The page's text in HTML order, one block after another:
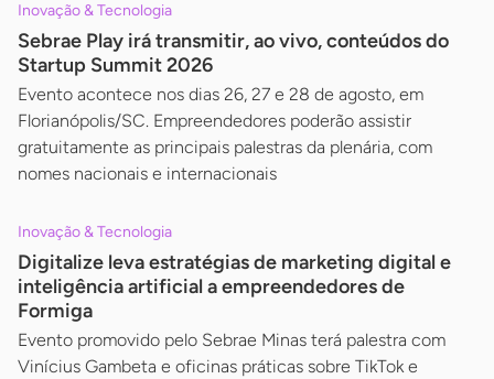
Inovação & Tecnologia
Sebrae Play irá transmitir, ao vivo, conteúdos do
Startup Summit 2026
Evento acontece nos dias 26, 27 e 28 de agosto, em
Florianópolis/SC. Empreendedores poderão assistir
gratuitamente as principais palestras da plenária, com
nomes nacionais e internacionais
Inovação & Tecnologia
Digitalize leva estratégias de marketing digital e
inteligência artificial a empreendedores de
Formiga
Evento promovido pelo Sebrae Minas terá palestra com
Vinícius Gambeta e oficinas práticas sobre TikTok e